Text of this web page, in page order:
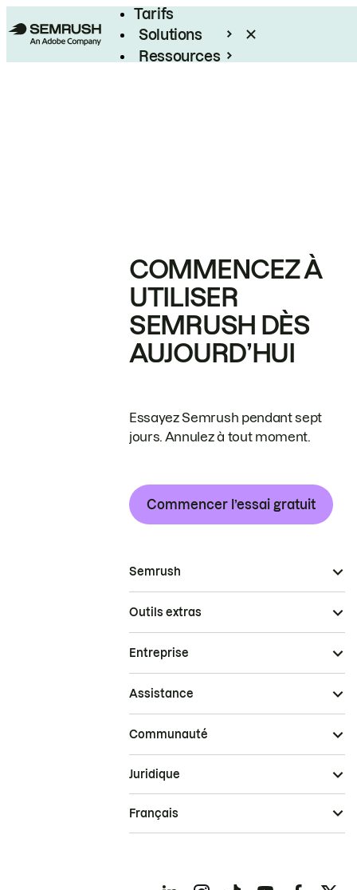
Tarifs
Solutions
Ressources
COMMENCEZ À
UTILISER
SEMRUSH DÈS
AUJOURD’HUI
Essayez Semrush pendant sept
jours. Annulez à tout moment.
Commencer l’essai gratuit
Semrush
Outils extras
Entreprise
Assistance
Communauté
Juridique
Français